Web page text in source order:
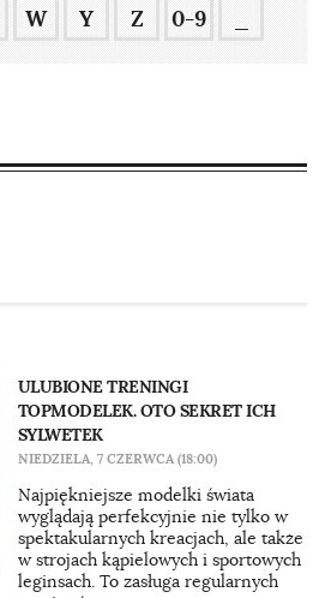
W Y Z 0-9
ULUBIONE TRENINGI
TOPMODELEK. OTO SEKRET ICH
SYLWETEK
NIEDZIELA, 7 CZERWCA (18:00)
Najpiękniejsze modelki świata
wyglądają perfekcyjnie nie tylko w
spektakularnych kreacjach, ale także
w strojach kąpielowych i sportowych
leginsach. To zasługa regularnych